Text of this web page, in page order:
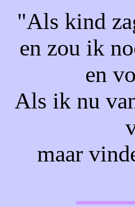
"Als kind
en zou ik
en
Als ik nu
maar